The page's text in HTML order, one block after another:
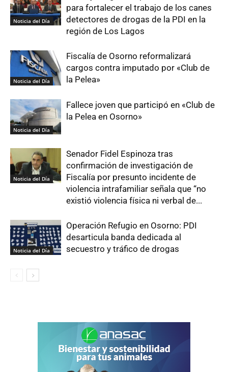
Noticia del Día
para fortalecer el trabajo de los canes
detectores de drogas de la PDI en la
región de Los Lagos
Noticia del Día
Fiscalía de Osorno reformalizará
cargos contra imputado por «Club de
la Pelea»
Noticia del Día
Fallece joven que participó en «Club de
la Pelea en Osorno»
Noticia del Día
Senador Fidel Espinoza tras
confirmación de investigación de
Fiscalía por presunto incidente de
violencia intrafamiliar señala que “no
existió violencia física ni verbal de...
Noticia del Día
Operación Refugio en Osorno: PDI
desarticula banda dedicada al
secuestro y tráfico de drogas